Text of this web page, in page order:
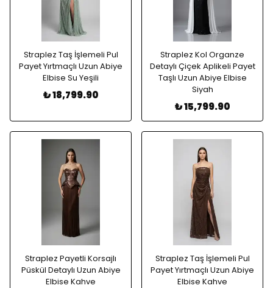
Straplez Taş İşlemeli Pul
Payet Yırtmaçlı Uzun Abiye
Elbise Su Yeşili
₺ 18,799.90
Straplez Kol Organze
Detaylı Çiçek Aplikeli Payet
Taşlı Uzun Abiye Elbise
Siyah
₺ 15,799.90
Straplez Payetli Korsajlı
Püskül Detaylı Uzun Abiye
Elbise Kahve
Straplez Taş İşlemeli Pul
Payet Yırtmaçlı Uzun Abiye
Elbise Kahve